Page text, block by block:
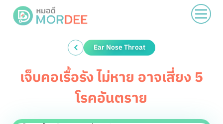
Ear Nose Throat
เจ็บคอเรื้อรัง ไม่หาย อาจเสี่ยง 5
โรคอันตราย